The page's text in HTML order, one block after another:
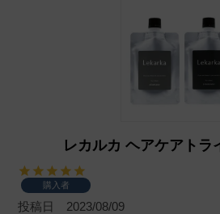
レカルカ ヘアケアトラ
購入者
投稿日 2023/08/09